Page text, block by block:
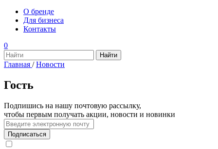
О бренде
Для бизнеса
Контакты
0
Главная / Новости
Гость
Подпишись на нашу почтовую рассылку,
чтобы первым получать акции, новости и новинки
Подписаться